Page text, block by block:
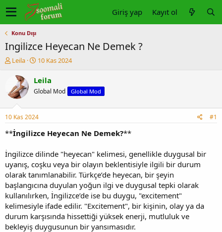
Giriş yap Kayıt ol
Konu Dışı
Ingilizce Heyecan Ne Demek ?
K
u
y
b
a
ş
t
a
n
Leila
B
ş
a
g
ı
ç
r
i
h
i
10 Kas 2024
Leila
Global Mod Global Mod
10 Kas 2024 #1
**İngilizce Heyecan Ne Demek?**
İngilizce dilinde "heyecan" kelimesi, genellikle duygusal bir
uyanış, coşku veya bir olayın beklentisiyle ilgili bir durum
olarak tanımlanabilir. Türkçe’de heyecan, bir şeyin
başlangıcına duyulan yoğun ilgi ve duygusal tepki olarak
kullanılırken, İngilizce’de ise bu duygu, "excitement"
kelimesiyle ifade edilir. "Excitement", bir kişinin, olay ya da
durum karşısında hissettiği yüksek enerji, mutluluk ve
bekleyiş duygusunun bir yansımasıdır.